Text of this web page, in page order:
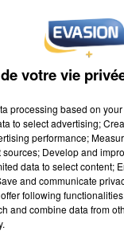
CM1/CM2),
actuellement
votre vie
processing based on
to select advertising;
performance;
Develop and
data to select content;
and communicate
following
and combine data from